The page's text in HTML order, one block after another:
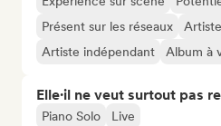
Présent sur les réseaux
Artiste indépendant
Album à
Elle·il ne veut surtout pas
Piano Solo Live